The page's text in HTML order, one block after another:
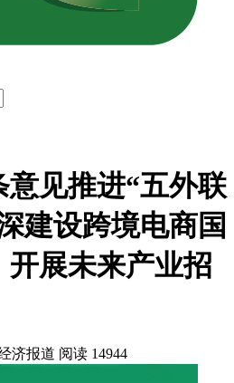
意见推进“五外联
建设跨境电商国
开展未来产业招
济报道 阅读 14944